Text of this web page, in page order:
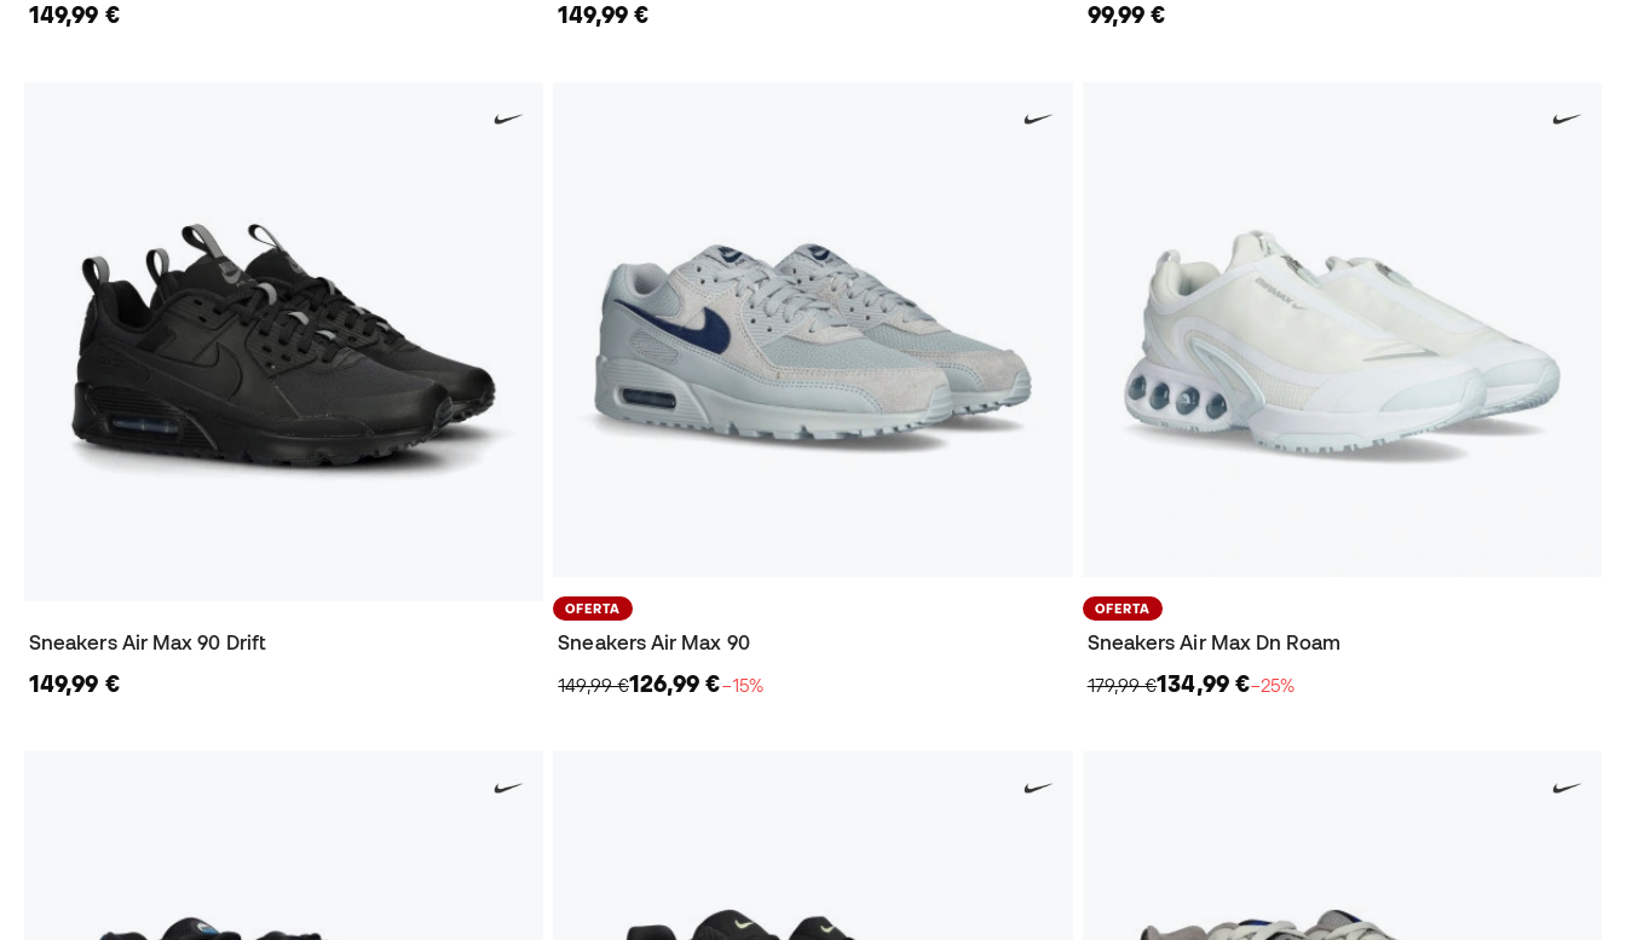
149,99 € 149,99 € 99,99 €
Sneakers Air Max 90 Drift
149,99 €
OFERTA
Sneakers Air Max 90
149,99 €126,99 €−15%
OFERTA
Sneakers Air Max Dn Roam
179,99 €134,99 €−25%